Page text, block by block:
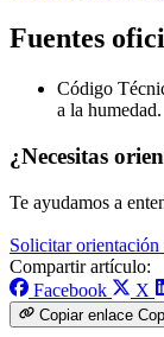
Fuentes
Código
a la humedad.
¿Necesitas
Te ayudamos a
Solicitar orientación
Compartir artículo:
Facebook
X
Copiar enlace